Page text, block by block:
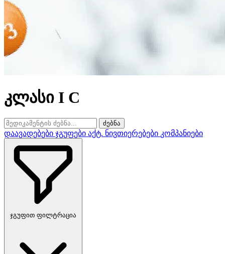
კლასი I C
ძებნა
დაავადებები ჯგუფები აქტ. ნივთიერებები კომპანიები
ჯგუფით ფილტრაცია